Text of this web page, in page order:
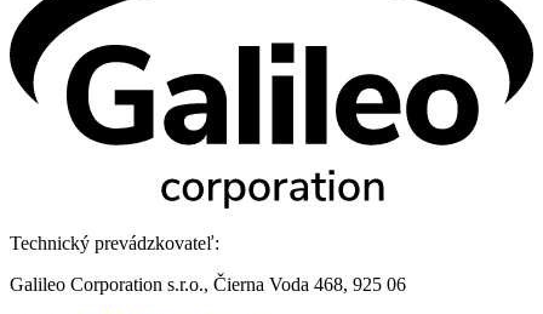
Technický prevádzkovateľ:
Galileo Corporation s.r.o., Čierna Voda 468, 925 06